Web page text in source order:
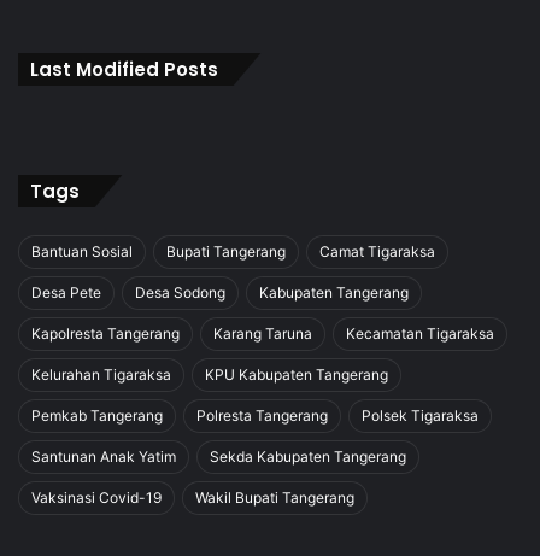
Last Modified Posts
Tags
Bantuan Sosial Bupati Tangerang Camat Tigaraksa
Desa Pete Desa Sodong Kabupaten Tangerang
Kapolresta Tangerang Karang Taruna Kecamatan Tigaraksa
Kelurahan Tigaraksa KPU Kabupaten Tangerang
Pemkab Tangerang Polresta Tangerang Polsek Tigaraksa
Santunan Anak Yatim Sekda Kabupaten Tangerang
Vaksinasi Covid-19 Wakil Bupati Tangerang